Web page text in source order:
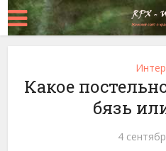
Какое
бязь
4